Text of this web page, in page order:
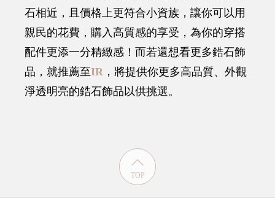
石相近，且價格上更符合小資族，讓你可以用
親民的花費，購入高質感的享受，為你的穿搭
配件更添一分精緻感！而若還想看更多鋯石飾
品，就推薦至IR ，將提供你更多高品質、外觀
淨透明亮的鋯石飾品以供挑選。
TOP